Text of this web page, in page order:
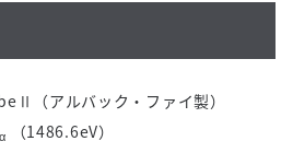
Ⅱ（アルバック・ファイ製）
α （1486.6eV）